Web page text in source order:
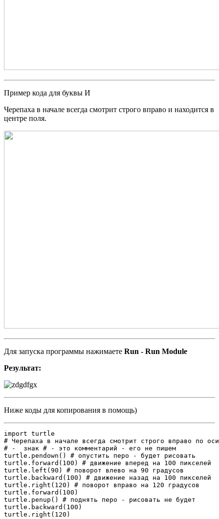
Пример кода для буквы И
Черепаха в начале всегда смотрит строго вправо и находится в
центре поля.
Для запуска программы нажимаете Run - Run Module
Результат:
Ниже коды для копирования в помощь)
import turtle
# Черепаха в начале всегда смотрит строго вправо по
# -  знак # - это комментарий - его не пишем
turtle.pendown() # опустить перо - будет рисовать
turtle.forward(100) # движение вперед на 100 пикселей
turtle.left(90) # поворот влево на 90 градусов
turtle.backward(100) # движение назад на 100 пикселей
turtle.right(120) # поворот вправо на 120 градусов
turtle.forward(100)
turtle.penup() # поднять перо - рисовать не будет
turtle.backward(100)
turtle.right(120)